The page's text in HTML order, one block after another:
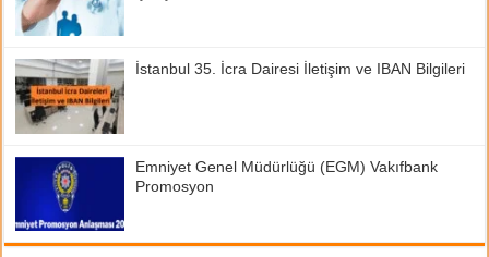
İstanbul 35. İcra Dairesi İletişim ve IBAN Bilgileri
Emniyet Genel Müdürlüğü (EGM) Vakıfbank
Promosyon